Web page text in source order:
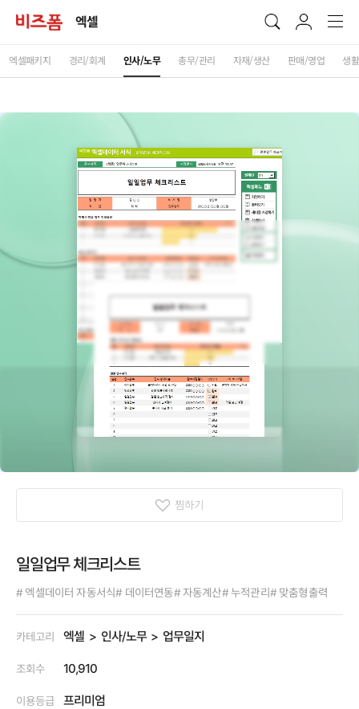
엑셀
엑셀패키지 경리/회계 인사/노무 총무/관리 자재/생산 판매/영업 생
찜하기
일일업무 체크리스트
# 엑셀데이터 자동서식# 데이터연동# 자동계산# 누적관리# 맞춤형출력
카테고리 엑셀 인사/노무 업무일지
조회수 10,910
이용등급 프리미엄